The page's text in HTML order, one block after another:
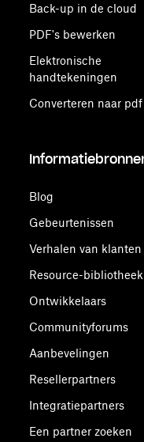
Back-up in de cloud
PDF's bewerken
Elektronische
handtekeningen
Converteren naar pdf
Blog
Gebeurtenissen
Verhalen van klanten
Resource-bibliotheek
Ontwikkelaars
Communityforums
Aanbevelingen
Resellerpartners
Integratiepartners
Een partner zoeken